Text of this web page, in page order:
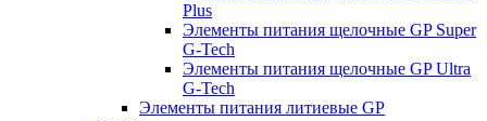
Plus
Элементы питания щелочные GP Super
G-Tech
Элементы питания щелочные GP Ultra
G-Tech
Элементы питания литиевые GP